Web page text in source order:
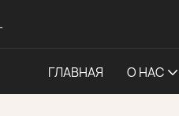
ГЛАВНАЯ О НАС